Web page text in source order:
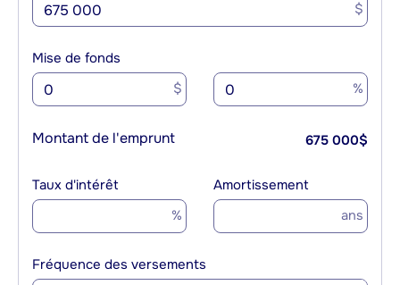
$
Mise de fonds
$ %
Montant de l'emprunt 675 000$
Taux d'intérêt
%
Amortissement
ans
Fréquence des versements